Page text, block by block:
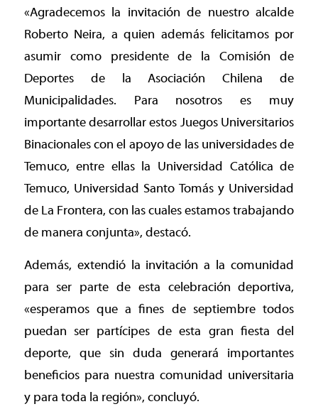
«Agradecemos la invitación de nuestro alcalde
Roberto Neira, a quien además felicitamos por
asumir como presidente de la Comisión de
Deportes de la Asociación Chilena de
Municipalidades. Para nosotros es muy
importante desarrollar estos Juegos Universitarios
Binacionales con el apoyo de las universidades de
Temuco, entre ellas la Universidad Católica de
Temuco, Universidad Santo Tomás y Universidad
de La Frontera, con las cuales estamos trabajando
de manera conjunta», destacó.
Además, extendió la invitación a la comunidad
para ser parte de esta celebración deportiva,
«esperamos que a fines de septiembre todos
puedan ser partícipes de esta gran fiesta del
deporte, que sin duda generará importantes
beneficios para nuestra comunidad universitaria
y para toda la región», concluyó.